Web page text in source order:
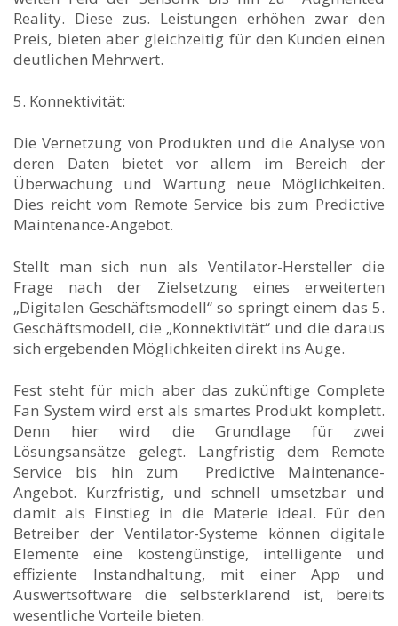
Reality. Diese zus. Leistungen erhöhen zwar den
Preis, bieten aber gleichzeitig für den Kunden einen
deutlichen Mehrwert.
5. Konnektivität:
Die Vernetzung von Produkten und die Analyse von
deren Daten bietet vor allem im Bereich der
Überwachung und Wartung neue Möglichkeiten.
Dies reicht vom Remote Service bis zum Predictive
Maintenance-Angebot.
Stellt man sich nun als Ventilator-Hersteller die
Frage nach der Zielsetzung eines erweiterten
„Digitalen Geschäftsmodell“ so springt einem das 5.
Geschäftsmodell, die „Konnektivität“ und die daraus
sich ergebenden Möglichkeiten direkt ins Auge.
Fest steht für mich aber das zukünftige Complete
Fan System wird erst als smartes Produkt komplett.
Denn hier wird die Grundlage für zwei
Lösungsansätze gelegt. Langfristig dem Remote
Service bis hin zum Predictive Maintenance-
Angebot. Kurzfristig, und schnell umsetzbar und
damit als Einstieg in die Materie ideal. Für den
Betreiber der Ventilator-Systeme können digitale
Elemente eine kostengünstige, intelligente und
effiziente Instandhaltung, mit einer App und
Auswertsoftware die selbsterklärend ist, bereits
wesentliche Vorteile bieten.